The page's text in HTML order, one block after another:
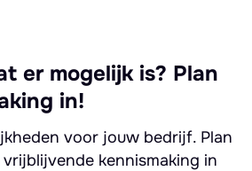
er mogelijk is? Plan
in!
voor jouw bedrijf. Plan
kennismaking in